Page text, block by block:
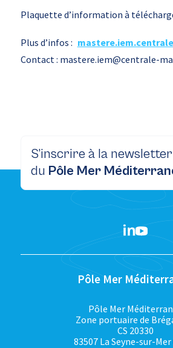
Plaquette d’information à
Plus d’infos :
Contact : mastere.iem@centrale-
S’inscrire à la newsletter
du Pôle Mer
Pôle Mer
Pôle Mer
Zone portuaire de
CS 20330
83507 La Seyne-sur-Mer